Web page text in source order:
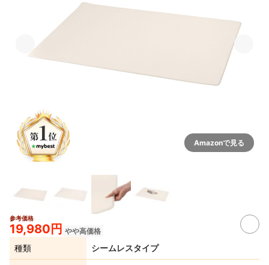
Amazonで見る
参考価格
19,980円 やや高価格
種類 シームレスタイプ